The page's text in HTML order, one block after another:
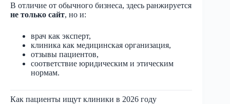
В отличие от обычного бизнеса, здесь ранжируется
не только сайт, но и:
врач как эксперт,
клиника как медицинская организация,
отзывы пациентов,
соответствие юридическим и этическим
нормам.
Как пациенты ищут клиники в 2026 году